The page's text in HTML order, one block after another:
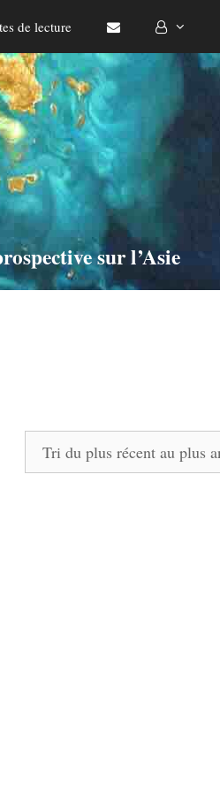
de lecture
sur l’Asie